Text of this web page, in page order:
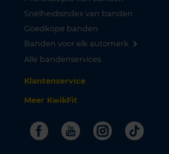
Snelheidsindex van banden
Goedkope banden
Banden voor elk automerk
Alle bandenservices
Klantenservice
Meer KwikFit
FacebookYoutubeInstagram
Tiktok